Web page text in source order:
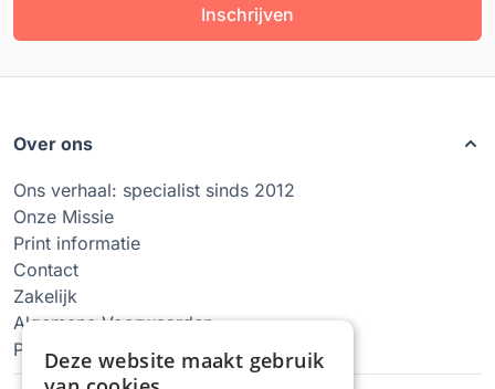
Inschrijven
Over ons
Ons verhaal: specialist sinds 2012
Onze Missie
Print informatie
Contact
Zakelijk
Algemene Voorwaarden
Privacy Policy
Deze website maakt gebruik